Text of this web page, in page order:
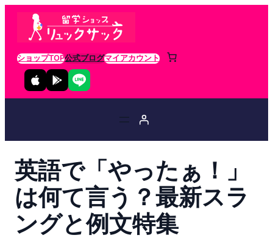
ショップTOP公式ブログマイアカウント
英語で「やったぁ！」
は何て言う？最新スラ
ングと例文特集